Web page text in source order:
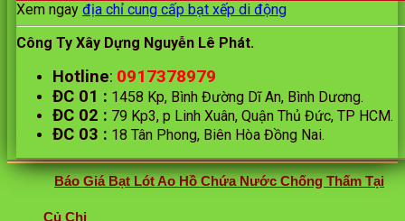
Xem ngay địa chỉ cung cấp bạt xếp di động
Công Ty Xây Dựng Nguyễn Lê Phát.
Hotline: 0917378979
ĐC 01 : 1458 Kp, Bình Đường Dĩ An, Bình Dương.
ĐC 02 : 79 Kp3, p Linh Xuân, Quận Thủ Đức, TP HCM.
ĐC 03 : 18 Tân Phong, Biên Hòa Đồng Nai.
Báo Giá Bạt Lót Ao Hồ Chứa Nước Chống Thấm Tại
Củ Chi